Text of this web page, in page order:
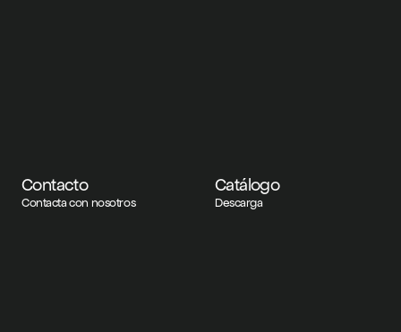
Contacto
Contacta con nosotros
Catálogo
Descarga